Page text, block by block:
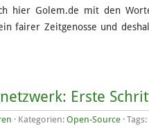
hier Golem.de mit den
fairer Zeitgenosse und
Erste
· Kategorien: Open-Source · Tags: